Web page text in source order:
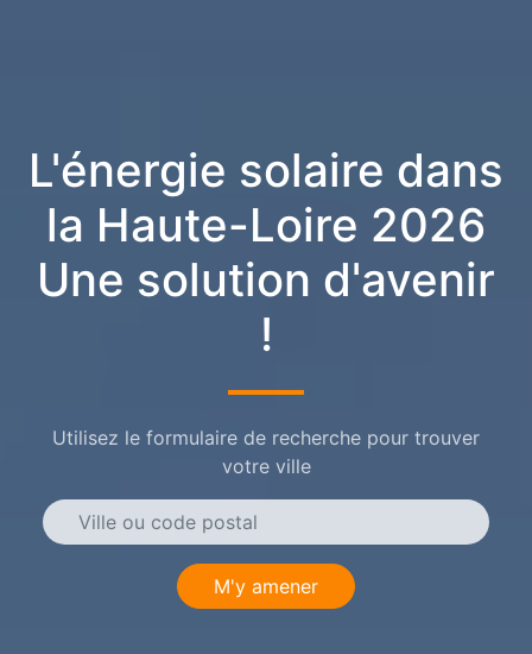
L'énergie solaire dans
la Haute-Loire 2026
Une solution d'avenir
!
Utilisez le formulaire de recherche pour trouver
votre ville
M'y amener